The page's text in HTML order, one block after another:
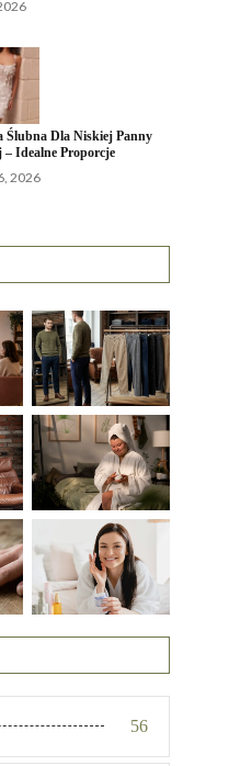
Ślubna Dla Niskiej Panny
– Idealne Proporcje
2026
56